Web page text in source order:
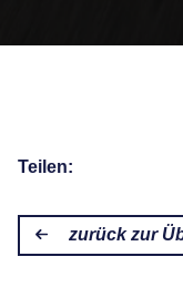
Teilen:
zurück zur